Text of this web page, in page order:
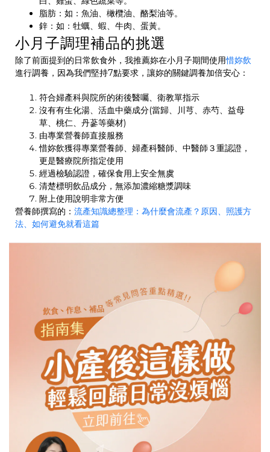
脂肪：如：魚油、橄欖油、酪梨油等。
鋅：如：牡蠣、蝦、牛肉、蛋黃。
小月子調理補品的挑選
除了前面提到的日常飲食外，我推薦妳在小月子期間使用惜妳飲
進行調養，因為我們堅持7點要求，讓妳的關鍵調養加倍安心：
符合婦產科與院所的術後醫囑、衛教單指示
沒有有生化湯、活血中藥成分(當歸、川芎、赤芍、益母
草、桃仁、丹蔘等藥材)
由專業營養師直接服務
惜妳飲獲得專業營養師、婦產科醫師、中醫師３重認證，
更是醫療院所指定使用
經過檢驗認證，確保食用上安全無虞
清楚標明飲品成分，無添加濃縮糖漿調味
附上使用說明非常方便
營養師撰寫的： 流產知識總整理：為什麼會流產？原因、照護方
法、如何避免就看這篇